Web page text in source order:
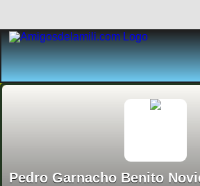
Pedro Garnacho Benito